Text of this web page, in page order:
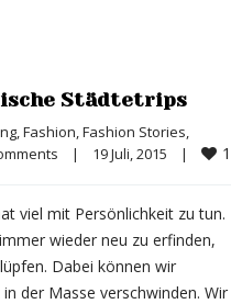
Städtetrips
, Fashion, Fashion Stories
| 19 Juli, 2015 | 1
viel mit Persönlichkeit zu tun.
wieder neu zu erfinden,
Dabei können wir
der Masse verschwinden. Wir